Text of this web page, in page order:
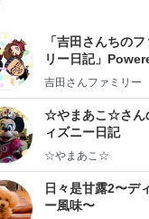
「吉田さんちの
リー日記」
y Ameba 吉田さ
ログ
吉田さんファミリー
☆やまあこ☆さん
ィズニー日記
☆やまあこ☆
日々是甘露2〜デ
ー風味〜